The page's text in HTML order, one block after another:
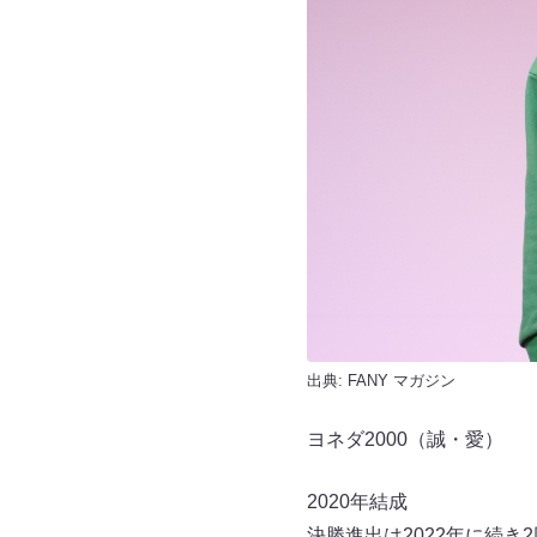
出典: FANY マガジン
ヨネダ2000（誠・愛）
2020年結成